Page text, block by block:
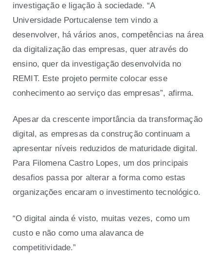
investigação e ligação à sociedade. “A
Universidade Portucalense tem vindo a
desenvolver, há vários anos, competências na área
da digitalização das empresas, quer através do
ensino, quer da investigação desenvolvida no
REMIT. Este projeto permite colocar esse
conhecimento ao serviço das empresas”, afirma.
Apesar da crescente importância da transformação
digital, as empresas da construção continuam a
apresentar níveis reduzidos de maturidade digital.
Para Filomena Castro Lopes, um dos principais
desafios passa por alterar a forma como estas
organizações encaram o investimento tecnológico.
“O digital ainda é visto, muitas vezes, como um
custo e não como uma alavanca de
competitividade.”